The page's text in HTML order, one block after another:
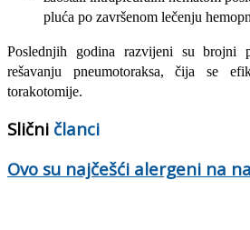
pluća po zavr­šenom lečenju
Poslednjih godina razvijeni su brojni
rešavanju pneumo­toraksa, čija se
torakotomije.
Slični članci
Ovo su najčešći alergeni na